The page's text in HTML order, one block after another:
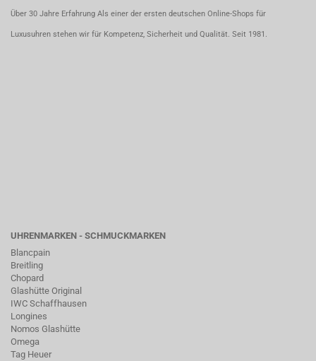
Über 30 Jahre Erfahrung Als einer der ersten deutschen Online-Shops für
Luxusuhren stehen wir für Kompetenz, Sicherheit und Qualität. Seit 1981.
UHRENMARKEN - SCHMUCKMARKEN
Blancpain
Breitling
Chopard
Glashütte Original
IWC Schaffhausen
Longines
Nomos Glashütte
Omega
Tag Heuer